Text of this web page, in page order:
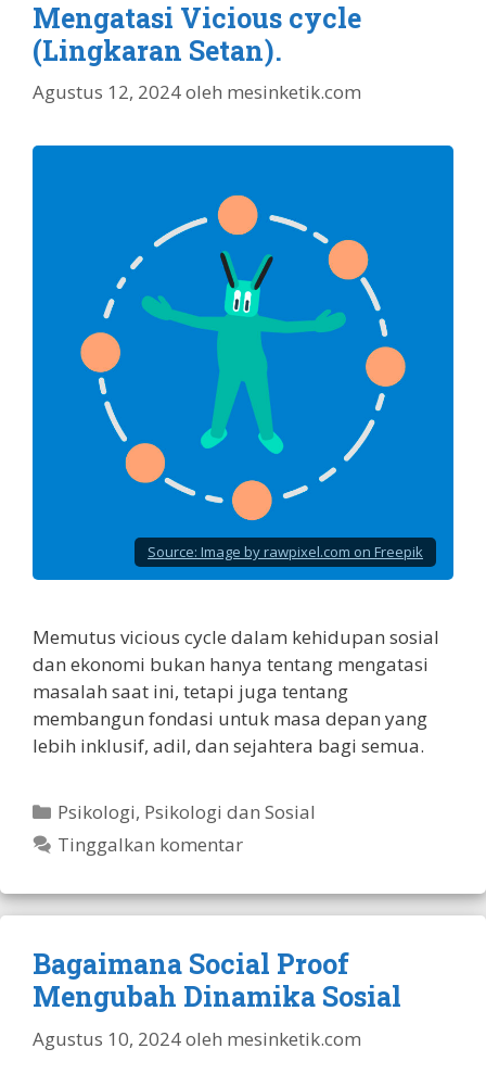
Mengatasi Vicious cycle
(Lingkaran Setan).
Agustus 12, 2024oleh mesinketik.com
Source: Image by rawpixel.com on Freepik
Memutus vicious cycle dalam kehidupan sosial
dan ekonomi bukan hanya tentang mengatasi
masalah saat ini, tetapi juga tentang
membangun fondasi untuk masa depan yang
lebih inklusif, adil, dan sejahtera bagi semua.
Kategori
Psikologi, Psikologi dan Sosial
Tinggalkan komentar
Bagaimana Social Proof
Mengubah Dinamika Sosial
Agustus 10, 2024oleh mesinketik.com